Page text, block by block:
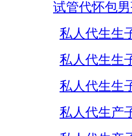
试管代怀包
私人代生生
私人代生生
私人代生生
私人代生产